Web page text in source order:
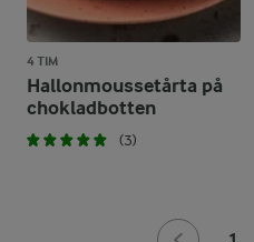
4 TIM
Hallonmoussetårta på
chokladbotten
(3)